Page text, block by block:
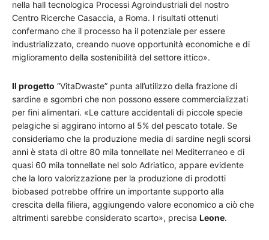
nella hall tecnologica Processi Agroindustriali del nostro
Centro Ricerche Casaccia, a Roma. I risultati ottenuti
confermano che il processo ha il potenziale per essere
industrializzato, creando nuove opportunità economiche e di
miglioramento della sostenibilità del settore ittico».
Il progetto “VitaDwaste” punta all’utilizzo della frazione di
sardine e sgombri che non possono essere commercializzati
per fini alimentari. «Le catture accidentali di piccole specie
pelagiche si aggirano intorno al 5% del pescato totale. Se
consideriamo che la produzione media di sardine negli scorsi
anni è stata di oltre 80 mila tonnellate nel Mediterraneo e di
quasi 60 mila tonnellate nel solo Adriatico, appare evidente
che la loro valorizzazione per la produzione di prodotti
biobased potrebbe offrire un importante supporto alla
crescita della filiera, aggiungendo valore economico a ciò che
altrimenti sarebbe considerato scarto», precisa Leone.